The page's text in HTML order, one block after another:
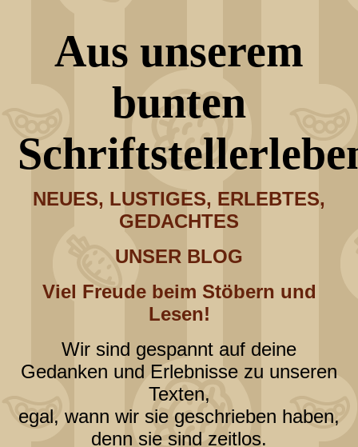
Aus unserem
bunten
NEUES, LUSTIGES, ERLEBTES,
GEDACHTES
UNSER BLOG
Viel Freude beim Stöbern und
Lesen!
Wir sind gespannt auf deine
Gedanken und Erlebnisse zu unseren
Texten,
egal, wann wir sie geschrieben haben,
denn sie sind zeitlos.